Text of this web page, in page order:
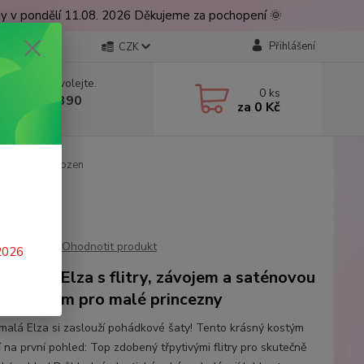
pondělí 11.08. 2026 Děkujeme za pochopení 🌞
CZK Přihlášení
si rady? Zavolejte.
777 224 390
9-17 hod.)
0 ks
za 0 Kč
šaty Elza Frozen
Ohodnotit produkt
šaty Elza s flitry, závojem a saténovou
– kostým pro malé princezny
Elza si zaslouží pohádkové šaty! Tento krásný kostým
na první pohled: Top zdobený třpytivými flitry pro skutečně